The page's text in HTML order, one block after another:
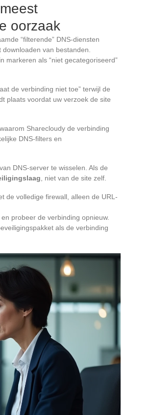
oorzaak
“filterende” DNS-diensten
van bestanden.
markeren als “niet gecategoriseerd”
de verbinding niet toe” terwijl de
plaats voordat uw verzoek de site
Sharecloudy de verbinding
DNS-filters en
DNS-server te wisselen. Als de
, niet van de site zelf.
de volledige firewall, alleen de URL-
probeer de verbinding opnieuw.
als de verbinding